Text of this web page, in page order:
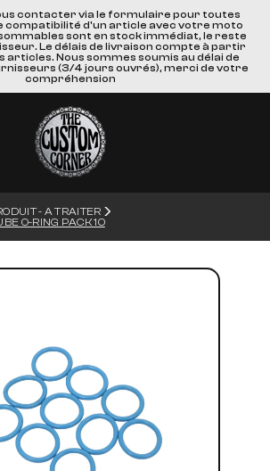
contacter via le formulaire pour toutes
compatibilité d'un article avec votre moto
sont en stock immédiat, le reste
Le délais de livraison compte à partir
articles. Nous sommes soumis au délai de
(3/4 jours ouvrés), merci de votre
compréhension
- A TRAITER
O-RING PACK 10